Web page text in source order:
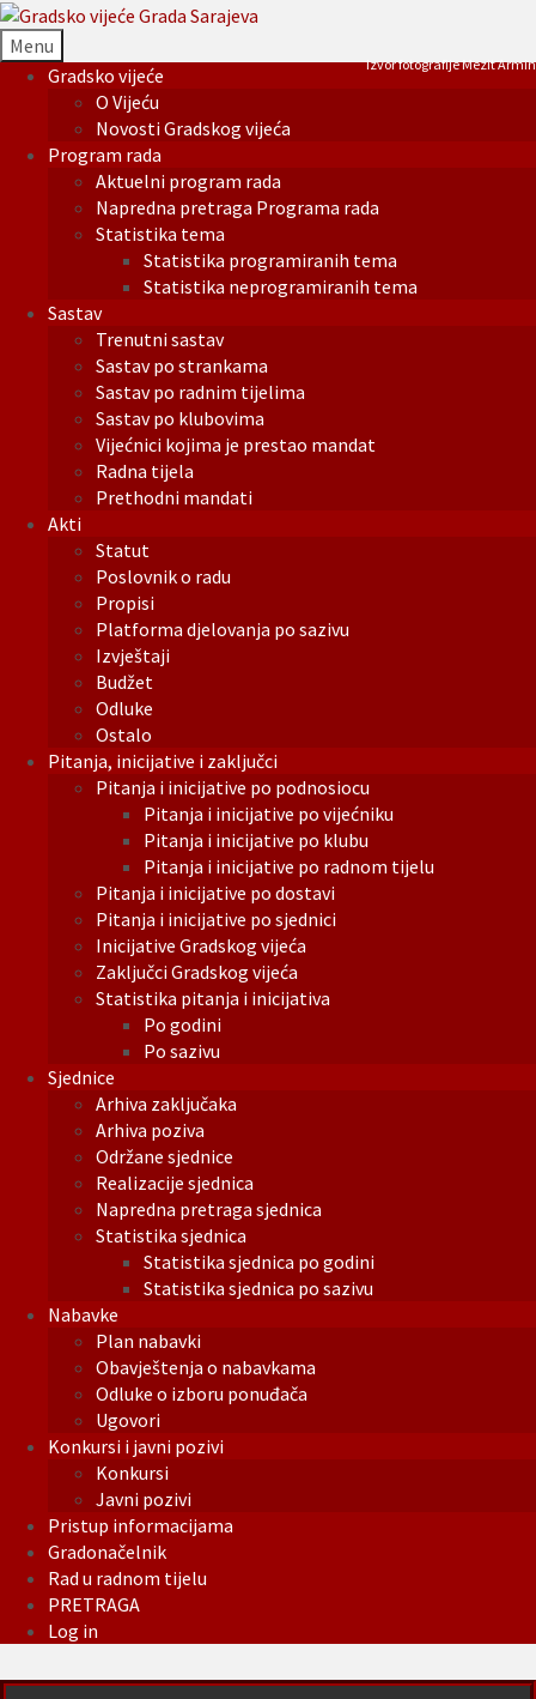
Menu
Gradsko vijeće
O Vijeću
Novosti Gradskog vijeća
Program rada
Aktuelni program rada
Napredna pretraga Programa rada
Statistika tema
Statistika programiranih tema
Statistika neprogramiranih tema
Sastav
Trenutni sastav
Sastav po strankama
Sastav po radnim tijelima
Sastav po klubovima
Vijećnici kojima je prestao mandat
Radna tijela
Prethodni mandati
Akti
Statut
Poslovnik o radu
Propisi
Platforma djelovanja po sazivu
Izvještaji
Budžet
Odluke
Ostalo
Pitanja, inicijative i zaključci
Pitanja i inicijative po podnosiocu
Pitanja i inicijative po vijećniku
Pitanja i inicijative po klubu
Pitanja i inicijative po radnom tijelu
Pitanja i inicijative po dostavi
Pitanja i inicijative po sjednici
Inicijative Gradskog vijeća
Zaključci Gradskog vijeća
Statistika pitanja i inicijativa
Po godini
Po sazivu
Sjednice
Arhiva zaključaka
Arhiva poziva
Održane sjednice
Realizacije sjednica
Napredna pretraga sjednica
Statistika sjednica
Statistika sjednica po godini
Statistika sjednica po sazivu
Nabavke
Plan nabavki
Obavještenja o nabavkama
Odluke o izboru ponuđača
Ugovori
Konkursi i javni pozivi
Konkursi
Javni pozivi
Pristup informacijama
Gradonačelnik
Rad u radnom tijelu
PRETRAGA
Log in
Izvor fotografije Mezit Armin